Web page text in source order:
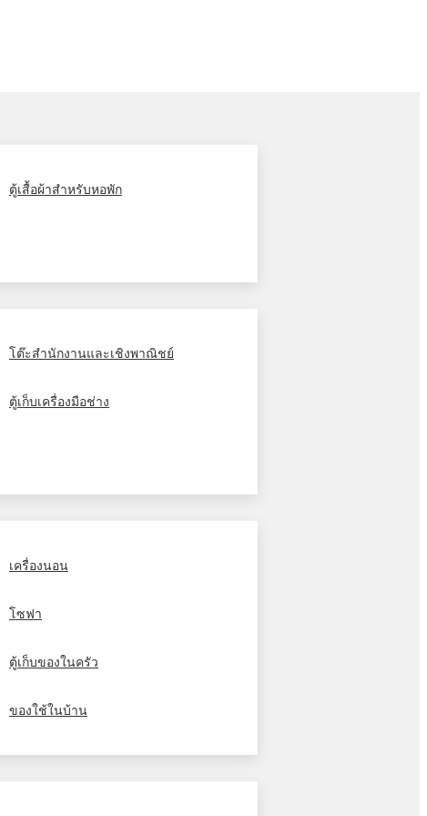
ตู้เสื้อผ้าสำหรับหอพัก
โต๊ะสำนักงานและเชิงพาณิชย์
ตู้เก็บเครื่องมือช่าง
เครื่องนอน
โซฟา
ตู้เก็บของในครัว
ของใช้ในบ้าน